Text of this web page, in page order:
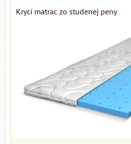
Krycí matrac zo studenej peny